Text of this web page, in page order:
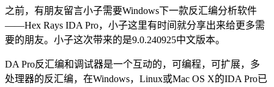
之前，有朋友留言小子需要Windows下一款反汇编分析软件
——Hex Rays IDA Pro，小子这里有时间就分享出来给更多需
要的朋友。小子这次带来的是9.0.240925中文版本。
DA Pro反汇编和调试器是一个互动的，可编程，可扩展，多
处理器的反汇编，在Windows，Linux或Mac OS X的IDA Pro已